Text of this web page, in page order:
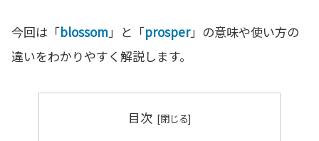
今回は「blossom」と「prosper」の意味や使い方の
違いをわかりやすく解説します。
目次